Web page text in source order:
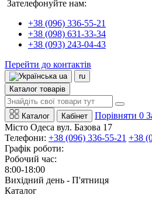
Зателефонуйте нам:
+38 (096) 336-55-21
+38 (098) 631-33-34
+38 (093) 243-04-43
Перейти до контактів
ua
ru
Каталог товарів
Каталог Кабінет Порівняти 0
Місто Одеса вул. Базова 17
Телефони: +38 (096) 336-55-21 +38
Графік роботи:
Робочий час:
8:00-18:00
Вихідний день - П'ятниця
Каталог